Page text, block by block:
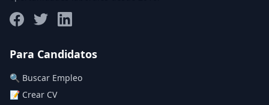
Deja vacío para "sin límite"
Para Candidatos
🔍 Buscar Empleo
📝 Crear CV